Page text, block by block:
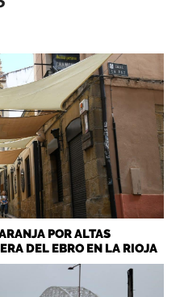
POR ALTAS
DEL EBRO EN LA RIOJA